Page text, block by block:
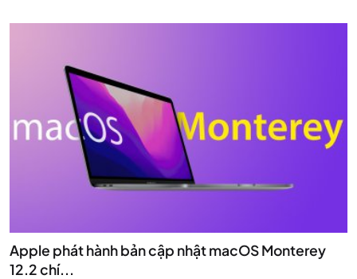
Apple phát hành bản cập nhật macOS Monterey
12.2 chí...